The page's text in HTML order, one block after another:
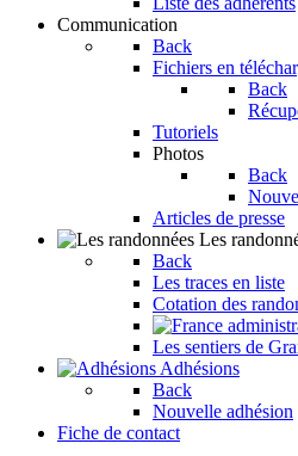
Communication
Back
Fichiers en
Back
Tutoriels
Photos
Back
Articles de presse
Les
Back
Les traces en liste
Cotation des
Les sentiers de
Adhésions
Back
Nouvelle adhésion
Fiche de contact